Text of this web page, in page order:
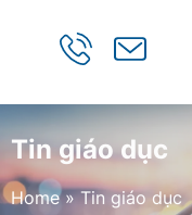
Tin giáo dục
Home»Tin giáo dục